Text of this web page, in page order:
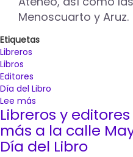
Menoscuarto y Aruz.
Etiquetas
Libreros
Libros
Editores
Día del Libro
Lee más
Libreros
y
editores
de
Libreros y
más a la calle
Día del Libro